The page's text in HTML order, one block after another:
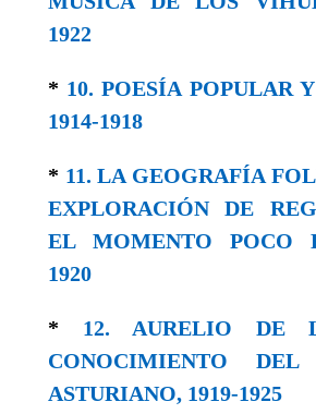
1922
* 10. POESÍA POPULAR
1914-1918
* 11. LA GEOGRAFÍA
EXPLORACIÓN DE
EL MOMENTO POCO
1920
* 12. AURELIO DE
CONOCIMIENTO DEL
ASTURIANO, 1919-1925